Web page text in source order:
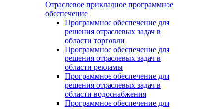
Отраслевое прикладное программное
обеспечение
Программное обеспечение для
решения отраслевых задач в
области торговли
Программное обеспечение для
решения отраслевых задач в
области рекламы
Программное обеспечение для
решения отраслевых задач в
области водоснабжения
Программное обеспечение для